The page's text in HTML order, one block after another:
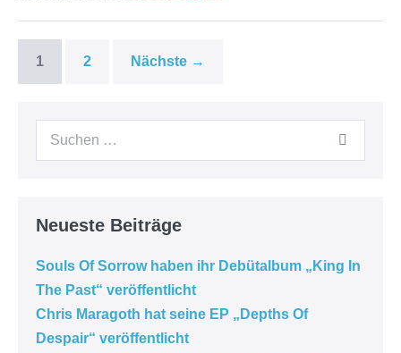
1 2 Nächste →
Neueste Beiträge
Souls Of Sorrow haben ihr Debütalbum „King In
The Past“ veröffentlicht
Chris Maragoth hat seine EP „Depths Of
Despair“ veröffentlicht